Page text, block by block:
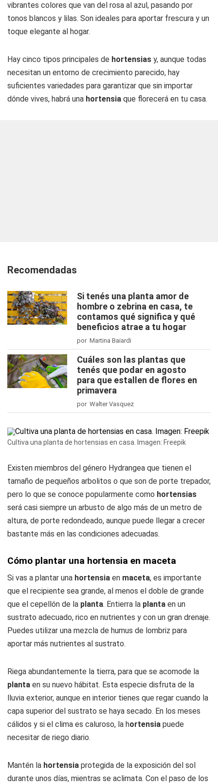
vibrantes colores que van del rosa al azul, pasando por
tonos blancos y lilas. Son ideales para aportar frescura y un
toque elegante al hogar.
Hay cinco tipos principales de hortensias y, aunque todas
necesitan un entorno de crecimiento parecido, hay
suficientes variedades para garantizar que sin importar
dónde vives, habrá una hortensia que florecerá en tu casa.
Recomendadas
Si tenés una planta amor de
hombre o zebrina en casa, te
contamos qué significa y qué
beneficios atrae a tu hogar
por Martina Baiardi
Cuáles son las plantas que
tenés que podar en agosto
para que estallen de flores en
primavera
por Walter Vasquez
Cultiva una planta de hortensias en casa. Imagen: Freepik
Existen miembros del género Hydrangea que tienen el
tamaño de pequeños arbolitos o que son de porte trepador,
pero lo que se conoce popularmente como hortensias
será casi siempre un arbusto de algo más de un metro de
altura, de porte redondeado, aunque puede llegar a crecer
bastante más en las condiciones adecuadas.
Cómo plantar una hortensia en maceta
Si vas a plantar una hortensia en maceta, es importante
que el recipiente sea grande, al menos el doble de grande
que el cepellón de la planta. Entierra la planta en un
sustrato adecuado, rico en nutrientes y con un gran drenaje.
Puedes utilizar una mezcla de humus de lombriz para
aportar más nutrientes al sustrato.
Riega abundantemente la tierra, para que se acomode la
planta en su nuevo hábitat. Esta especie disfruta de la
lluvia exterior, aunque en interior tienes que regar cuando la
capa superior del sustrato se haya secado. En los meses
cálidos y si el clima es caluroso, la hortensia puede
necesitar de riego diario.
Mantén la hortensia protegida de la exposición del sol
durante unos días, mientras se aclimata. Con el paso de los